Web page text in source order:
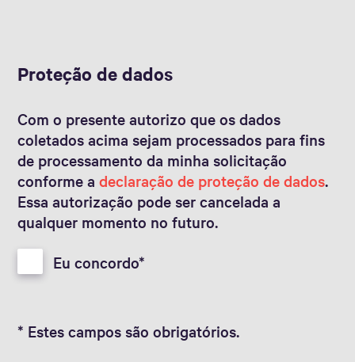
Proteção de dados
Com o presente autorizo que os dados
coletados acima sejam processados para fins
de processamento da minha solicitação
conforme adeclaração de proteção de dados.
Essa autorização pode ser cancelada a
qualquer momento no futuro.
Eu concordo
* Estes campos são obrigatórios.